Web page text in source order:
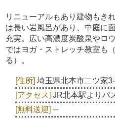
リニューアルもあり建物もき
は長い岩風呂があり、中庭に
充実。広い高濃度炭酸泉やロ
ではヨガ・ストレッチ教室も
る）。
[住所] 埼玉県北本市二ツ家
[アクセス] JR北本駅よりバ
[無料送迎] ─